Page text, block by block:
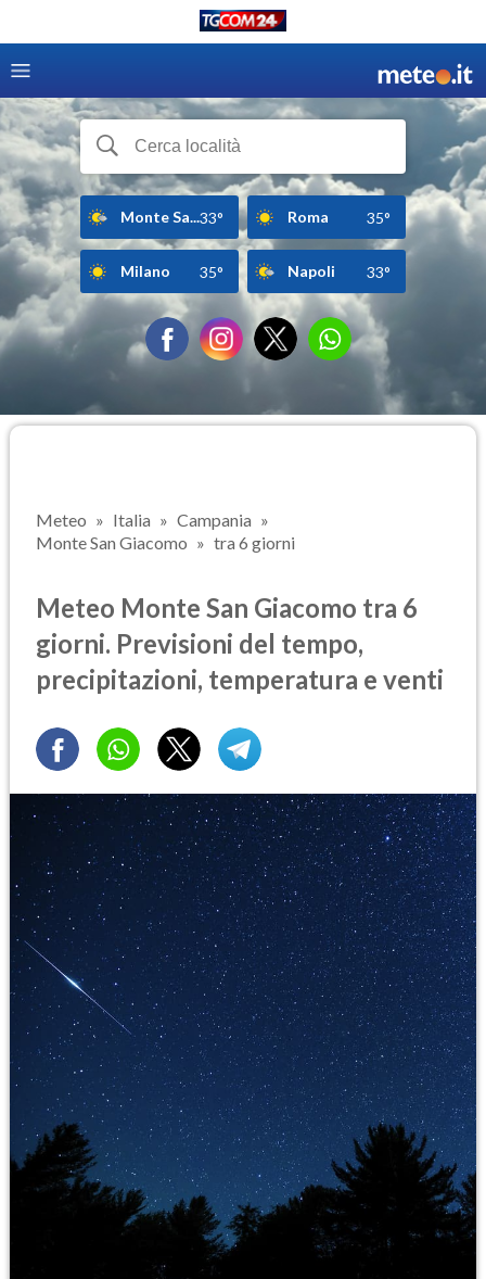
Monte Sa...33° Roma 35°
Milano 35° Napoli 33°
Meteo Italia
Campania
Monte San Giacomo
tra 6 giorni
Meteo Monte San Giacomo tra 6
giorni. Previsioni del tempo,
precipitazioni, temperatura e venti